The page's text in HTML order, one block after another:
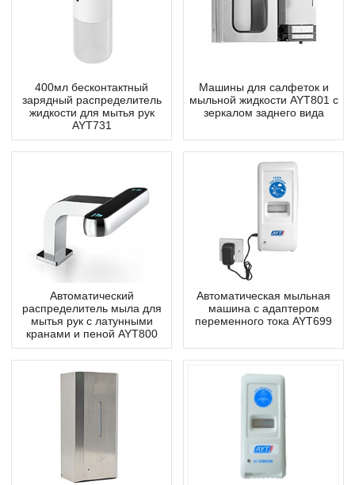
400мл бесконтактный
зарядный распределитель
жидкости для мытья рук
AYT731
Машины для салфеток и
мыльной жидкости AYT801 с
зеркалом заднего вида
Автоматический
распределитель мыла для
мытья рук с латунными
кранами и пеной AYT800
Автоматическая мыльная
машина с адаптером
переменного тока AYT699